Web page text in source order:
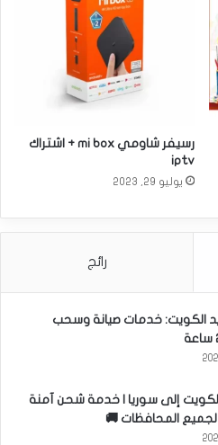
رسيفر شاومي mi box + اشتراك
iptv
يوليو 29, 2023
رائج
الكويت: خدمات صيانة وسحب
إلى سوريا | خدمة شحن آمنة
المحافظات 🚚